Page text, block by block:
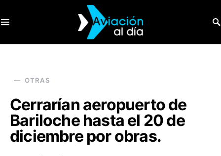
OTRAS
Cerrarían aeropuerto de
Bariloche hasta el 20 de
diciembre por obras.